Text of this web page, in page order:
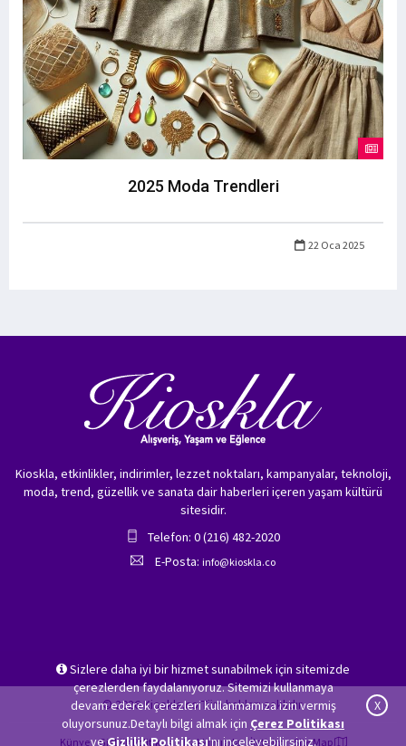
2025 Moda Trendleri
22 Oca 2025
Sizlere daha iyi bir hizmet sunabilmek için sitemizde
çerezlerden faydalanıyoruz. Sitemizi kullanmaya
devam ederek çerezleri kullanmamıza izin vermiş
oluyorsunuz.Detaylı bilgi almak için Çerez Politikası
veGizlilik Politikası'nı inceleyebilirsiniz.
X
Kioskla, etkinlikler, indirimler, lezzet noktaları, kampanyalar, teknoloji,
moda, trend, güzellik ve sanata dair haberleri içeren yaşam kültürü
sitesidir.
Telefon: 0 (216) 482-2020
E-Posta: info@kioskla.co
© 2026 Kioskla.co Tüm hakları saklıdır.
Künye Gizlilik Politikası Hakkımızda İletişim Site Map